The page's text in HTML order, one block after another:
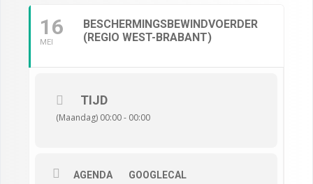
16
MEI
BESCHERMINGSBEWINDVOERDER
(REGIO WEST-BRABANT)
TIJD
(Maandag) 00:00 - 00:00
AGENDA GOOGLECAL